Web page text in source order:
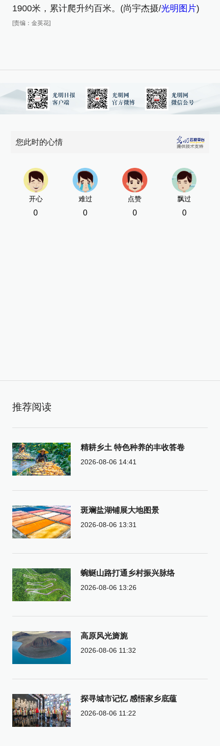
1900米，累计爬升约百米。(尚宇杰摄/光明图片)
[责编：金英花]
您此时的心情
开心
0
难过
0
点赞
0
飘过
0
推荐阅读
精耕乡土 特色种养的丰收答卷
2026-08-06 14:41
斑斓盐湖铺展大地图景
2026-08-06 13:31
蜿蜒山路打通乡村振兴脉络
2026-08-06 13:26
高原风光旖旎
2026-08-06 11:32
探寻城市记忆 感悟家乡底蕴
2026-08-06 11:22